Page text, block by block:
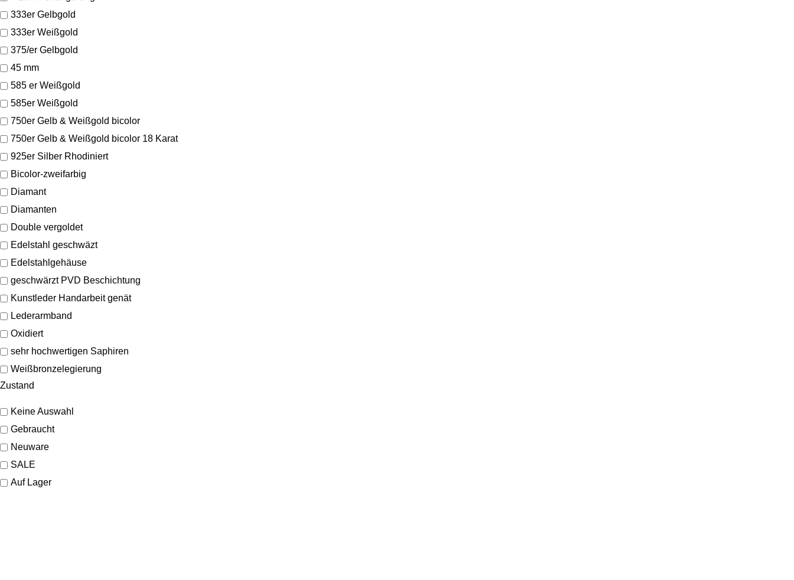
333er Gelbgold
333er Weißgold
375/er Gelbgold
45 mm
585 er Weißgold
585er Weißgold
750er Gelb & Weißgold bicolor
750er Gelb & Weißgold bicolor 18 Karat
925er Silber Rhodiniert
Bicolor-zweifarbig
Diamant
Diamanten
Double vergoldet
Edelstahl geschwäzt
Edelstahlgehäuse
geschwärzt PVD Beschichtung
Kunstleder Handarbeit genät
Lederarmband
Oxidiert
sehr hochwertigen Saphiren
Weißbronzelegierung
Zustand
Keine Auswahl
Gebraucht
Neuware
SALE
Auf Lager